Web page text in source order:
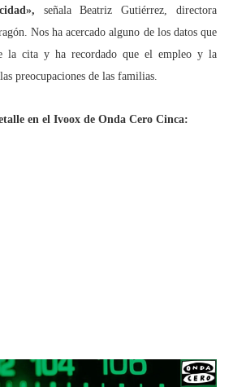
señala Beatriz Gutiérrez, directora
Nos ha acercado alguno de los datos que
la cita y ha recordado que el empleo y la
preocupaciones de las familias.
en el Ivoox de Onda Cero Cinca: